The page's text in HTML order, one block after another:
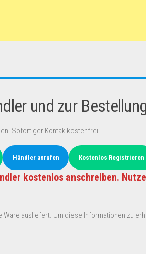
und zur
Sofortiger Kontak kostenfrei.
Händler anrufen Kostenlos Registrieren
kostenlos anschreiben.
ausliefert. Um diese Informationen zu